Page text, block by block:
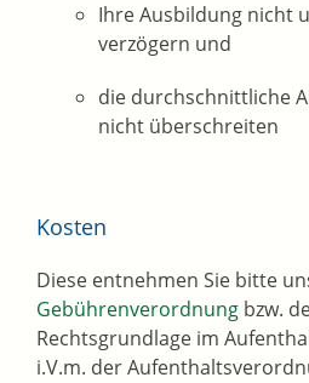
Ihre Ausbildung nicht
verzögern und
die durchschnittliche
nicht überschreiten
Kosten
Diese entnehmen Sie bitte
Gebührenverordnung bzw.
Rechtsgrundlage im
i.V.m. der